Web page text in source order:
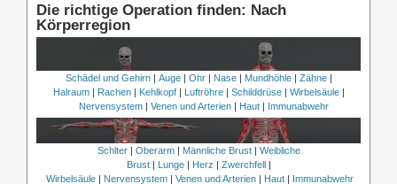
Die richtige Operation finden: Nach
Körperregion
Schädel und Gehirn| Auge| Ohr| Nase| Mundhöhle| Zähne|
Halraum| Rachen| Kehlkopf| Luftröhre| Schilddrüse| Wirbelsäule|
Nervensystem | Venen und Arterien | Haut | Immunabwehr
Schlter| Oberarm| Männliche Brust| Weibliche
Brust| Lunge| Herz | Zwerchfell|
Wirbelsäule | Nervensystem | Venen und Arterien | Haut | Immunabwehr